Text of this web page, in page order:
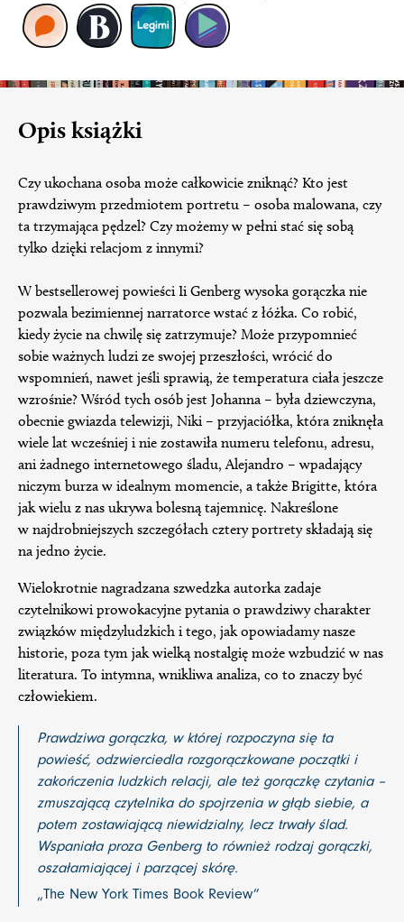
Opis książki
Czy ukochana osoba może całkowicie zniknąć? Kto jest
prawdziwym przedmiotem portretu – osoba malowana, czy
ta trzymająca pędzel? Czy możemy w pełni stać się sobą
tylko dzięki relacjom z innymi?
W bestsellerowej powieści Ii Genberg wysoka gorączka nie
pozwala bezimiennej narratorce wstać z łóżka. Co robić,
kiedy życie na chwilę się zatrzymuje? Może przypomnieć
sobie ważnych ludzi ze swojej przeszłości, wrócić do
wspomnień, nawet jeśli sprawią, że temperatura ciała jeszcze
wzrośnie? Wśród tych osób jest Johanna – była dziewczyna,
obecnie gwiazda telewizji, Niki – przyjaciółka, która zniknęła
wiele lat wcześniej i nie zostawiła numeru telefonu, adresu,
ani żadnego internetowego śladu, Alejandro – wpadający
niczym burza w idealnym momencie, a także Brigitte, która
jak wielu z nas ukrywa bolesną tajemnicę. Nakreślone
w najdrobniejszych szczegółach cztery portrety składają się
na jedno życie.
Wielokrotnie nagradzana szwedzka autorka zadaje
czytelnikowi prowokacyjne pytania o prawdziwy charakter
związków międzyludzkich i tego, jak opowiadamy nasze
historie, poza tym jak wielką nostalgię może wzbudzić w nas
literatura. To intymna, wnikliwa analiza, co to znaczy być
człowiekiem.
Prawdziwa gorączka, w której rozpoczyna się ta
powieść, odzwierciedla rozgorączkowane początki i
zakończenia ludzkich relacji, ale też gorączkę czytania –
zmuszającą czytelnika do spojrzenia w głąb siebie, a
potem zostawiającą niewidzialny, lecz trwały ślad.
Wspaniała proza Genberg to również rodzaj gorączki,
oszałamiającej i parzącej skórę.
„The New York Times Book Review”